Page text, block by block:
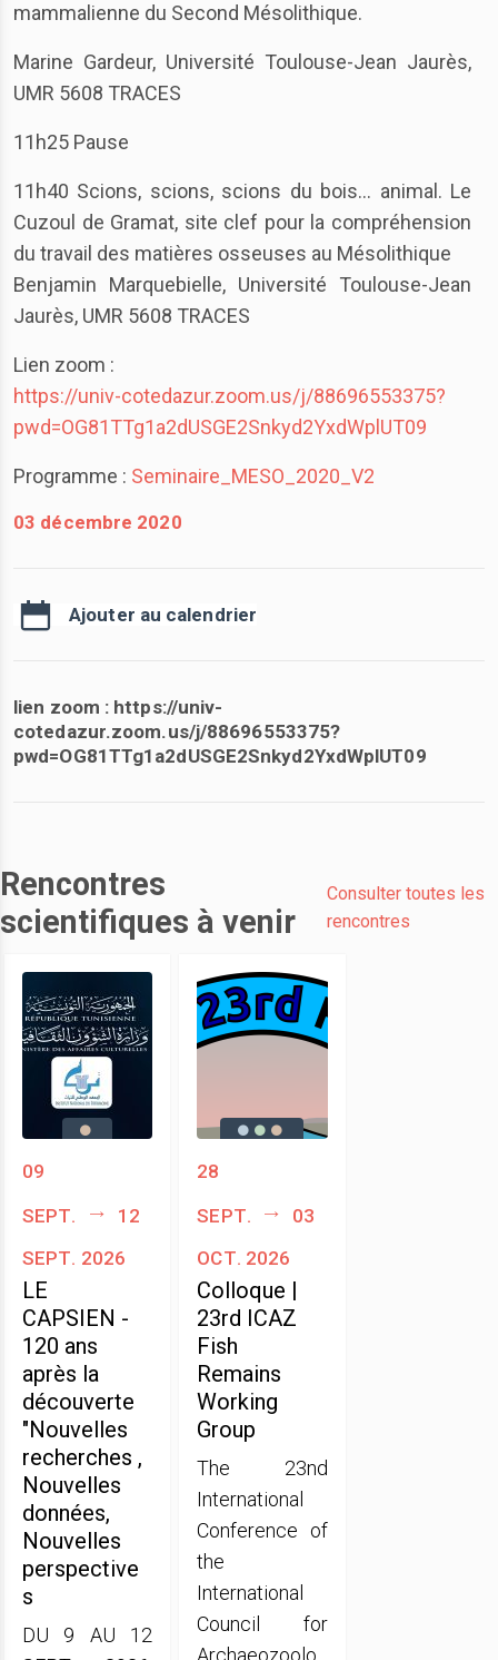
mammalienne du Second Mésolithique.
Marine Gardeur, Université Toulouse-Jean Jaurès,
UMR 5608 TRACES
11h25 Pause
11h40 Scions, scions, scions du bois… animal. Le
Cuzoul de Gramat, site clef pour la compréhension
du travail des matières osseuses au Mésolithique
Benjamin Marquebielle, Université Toulouse-Jean
Jaurès, UMR 5608 TRACES
Lien zoom :
https://univ-cotedazur.zoom.us/j/88696553375?
pwd=OG81TTg1a2dUSGE2Snkyd2YxdWplUT09
Programme : Seminaire_MESO_2020_V2
03 décembre 2020
Ajouter au calendrier
lien zoom : https://univ-
cotedazur.zoom.us/j/88696553375?
pwd=OG81TTg1a2dUSGE2Snkyd2YxdWplUT09
Rencontres
scientifiques à venir
Consulter toutes les
rencontres
09
sept.
12
sept. 2026
LE
CAPSIEN -
120 ans
après la
découverte
"Nouvelles
recherches ,
Nouvelles
données,
Nouvelles
perspective
s
DU 9 AU 12
28
sept.
03
oct. 2026
Colloque |
23rd ICAZ
Fish
Remains
Working
Group
The 23nd
International
Conference of
the
International
Council for
Archaeozoolo